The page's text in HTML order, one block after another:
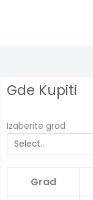
Gde Kupiti
Izaberite grad
Grad